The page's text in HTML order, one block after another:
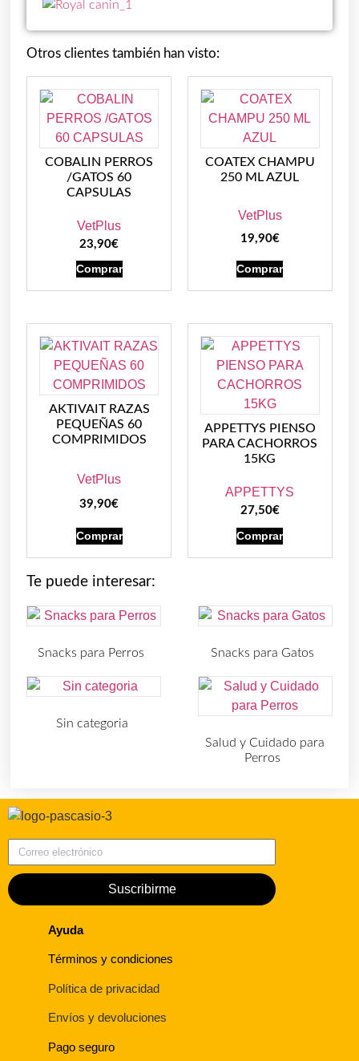
Otros clientes también han visto:
COBALIN PERROS
/GATOS 60
CAPSULAS
VetPlus
23,90€
Comprar
COATEX CHAMPU
250 ML AZUL
VetPlus
19,90€
Comprar
AKTIVAIT RAZAS
PEQUEÑAS 60
COMPRIMIDOS
VetPlus
39,90€
Comprar
APPETTYS PIENSO
PARA CACHORROS
15KG
APPETTYS
27,50€
Comprar
Te puede interesar:
Snacks para Perros Snacks para Gatos
Sin categoria
Salud y Cuidado para
Perros
Suscribirme
Ayuda
Términos y condiciones
Política de privacidad
Envíos y devoluciones
Pago seguro